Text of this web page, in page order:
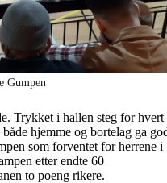
Gumpen
Trykket i hallen steg for hvert
hjemme og bortelag ga
som forventet for herrene i
etter endte 60
to poeng rikere.